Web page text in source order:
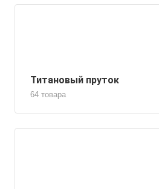
Титановый пруток
64 товара